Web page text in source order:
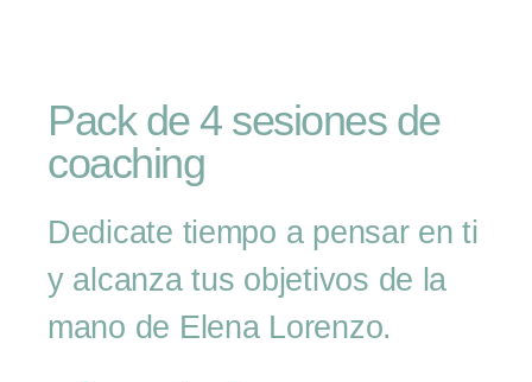
Pack de 4 sesiones de
coaching
Dedicate tiempo a pensar en ti
y alcanza tus objetivos de la
mano de Elena Lorenzo.